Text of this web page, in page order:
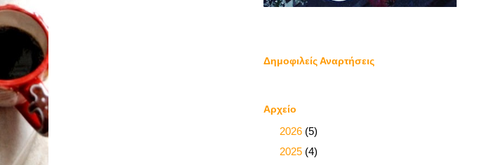
Δημοφιλείς Αναρτήσεις
Αρχείο
2026 (5)
2025 (4)